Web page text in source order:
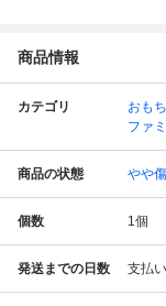
商品情報
カテゴリ おも
ファ
商品の状態 やや
個数 1個
発送までの日数 支払